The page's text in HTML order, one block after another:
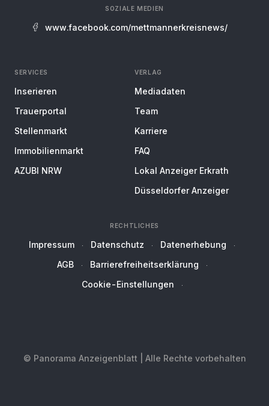
SOZIALE MEDIEN
www.facebook.com/mettmannerkreisnews/
SERVICES
Inserieren
Trauerportal
Stellenmarkt
Immobilienmarkt
AZUBI NRW
VERLAG
Mediadaten
Team
Karriere
FAQ
Lokal Anzeiger Erkrath
Düsseldorfer Anzeiger
RECHTLICHES
Impressum Datenschutz
Datenerhebung
AGB
Barrierefreiheitserklärung
Cookie-Einstellungen
© Panorama Anzeigenblatt | Alle Rechte vorbehalten